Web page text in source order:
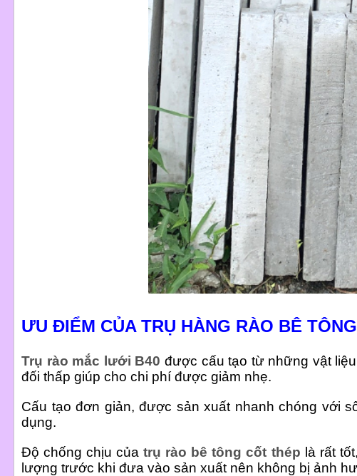
ƯU ĐIỂM CỦA TRỤ HÀNG RÀO BÊ
Trụ rào mắc lưới B40 được cấu tạo từ những vật
đối thấp giúp cho chi phí được giảm nhẹ.
Cấu tạo đơn giản, được sản xuất nhanh chóng với
dụng.
Độ chống chịu củatrụ rào bê tông cốt thép là rất
lượng trước khi đưa vào sản xuất nên không bị ảnh